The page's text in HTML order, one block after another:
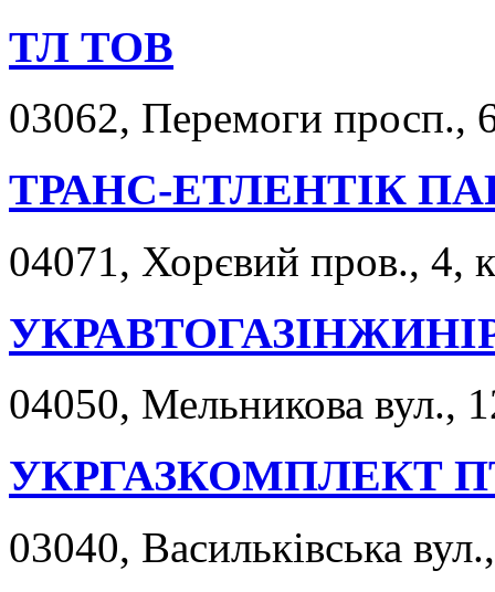
ТЛ ТОВ
03062, Перемоги просп.,
ТРАНС-ЕТЛЕНТІК
04071, Хорєвий пров., 4,
04050, Мельникова вул.,
УКРГАЗКОМПЛЕКТ
03040, Васильківська